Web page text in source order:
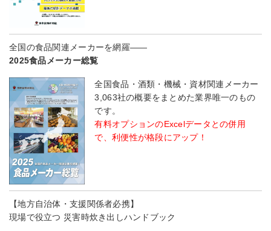
全国の食品関連メーカーを網羅――
2025食品メーカー総覧
全国食品・酒類・機械・資材関連メーカー
3,063社の概要をまとめた業界唯一のもの
です。
有料オプションのExcelデータとの併用
で、利便性が格段にアップ！
【地方自治体・支援関係者必携】
現場で役立つ 災害時炊き出しハンドブック